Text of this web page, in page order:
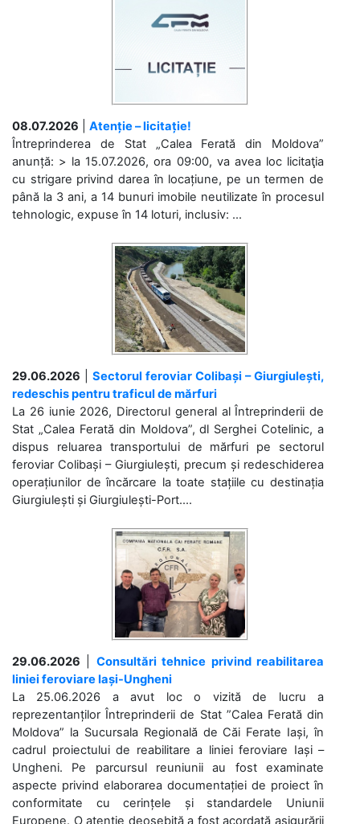
08.07.2026
Atenție – licitație!
Întreprinderea de Stat „Calea Ferată din Moldova”
anunță: > la 15.07.2026, ora 09:00, va avea loc licitaţia
cu strigare privind darea în locațiune, pe un termen de
până la 3 ani, a 14 bunuri imobile neutilizate în procesul
tehnologic, expuse în 14 loturi, inclusiv: ...
29.06.2026
Sectorul feroviar Colibași – Giurgiulești,
redeschis pentru traficul de mărfuri
La 26 iunie 2026, Directorul general al Întreprinderii de
Stat „Calea Ferată din Moldova”, dl Serghei Cotelinic, a
dispus reluarea transportului de mărfuri pe sectorul
feroviar Colibași – Giurgiulești, precum și redeschiderea
operațiunilor de încărcare la toate stațiile cu destinația
Giurgiulești și Giurgiulești-Port....
29.06.2026
Consultări tehnice privind reabilitarea
liniei feroviare Iași-Ungheni
La 25.06.2026 a avut loc o vizită de lucru a
reprezentanților Întreprinderii de Stat ”Calea Ferată din
Moldova” la Sucursala Regională de Căi Ferate Iași, în
cadrul proiectului de reabilitare a liniei feroviare Iași –
Ungheni. Pe parcursul reuniunii au fost examinate
aspecte privind elaborarea documentației de proiect în
conformitate cu cerințele și standardele Uniunii
Europene. O atenție deosebită a fost acordată asigurării